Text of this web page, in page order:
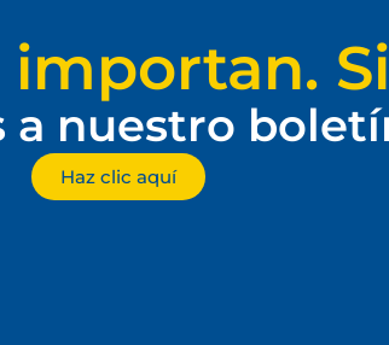
a nuestro
Haz clic aquí